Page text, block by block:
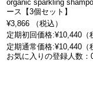
organic sparkling
ース【3個セット】
¥3,866 （税込）
定期初回価格:¥10,440（
定期通常価格:¥10,440（
お気に入りの登録人数：